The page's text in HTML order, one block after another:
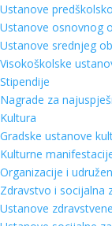
Ustanove
Ustanove osnovnog
Ustanove srednjeg
Visokoškolske
Stipendije
Nagrade za
Kultura
Gradske ustanove
Kulturne
Organizacije i
Zdravstvo i socijalna
Ustanove